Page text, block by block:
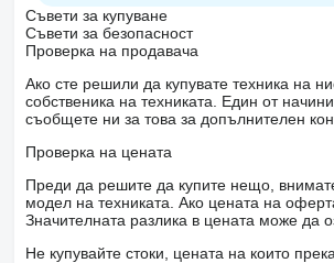
Съвети за купуване
Съвети за безопасност
Проверка на продавача
Ако сте решили да купувате техника на
собственика на техниката. Един от
съобщете ни за това за допълнителен
Проверка на цената
Преди да решите да купите нещо,
модел на техниката. Ако цената на
Значителната разлика в цената може да
Не купувайте стоки, цената на които